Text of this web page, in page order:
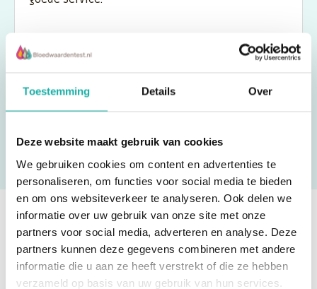
Toestemming Details Over
Deze website maakt gebruik van cookies
We gebruiken cookies om content en advertenties te
personaliseren, om functies voor social media te bieden
en om ons websiteverkeer te analyseren. Ook delen we
informatie over uw gebruik van onze site met onze
partners voor social media, adverteren en analyse. Deze
partners kunnen deze gegevens combineren met andere
informatie die u aan ze heeft verstrekt of die ze hebben
verzameld op basis van uw gebruik van hun services.
Vincent
Ben je eruit? Bestel direct!